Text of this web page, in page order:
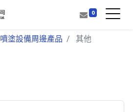
0
噴塗設備周邊產品 其他